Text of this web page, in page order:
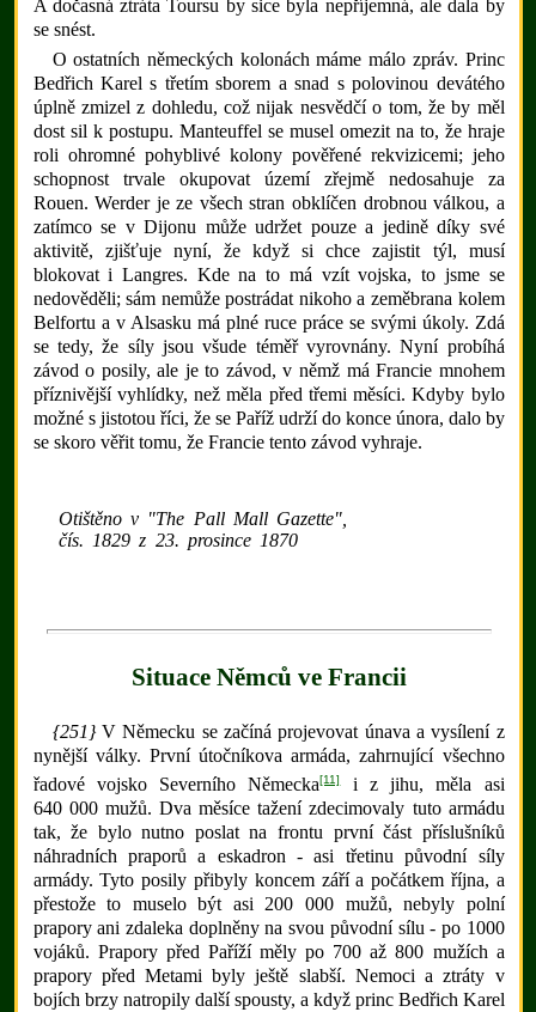
A dočasná ztráta Toursu by sice byla nepříjemná, ale dala by
se snést.
O ostatních německých kolonách máme málo zpráv. Princ
Bedřich Karel s třetím sborem a snad s polovinou devátého
úplně zmizel z dohledu, což nijak nesvědčí o tom, že by měl
dost sil k postupu. Manteuffel se musel omezit na to, že hraje
roli ohromné pohyblivé kolony pověřené rekvizicemi; jeho
schopnost trvale okupovat území zřejmě nedosahuje za
Rouen. Werder je ze všech stran obklíčen drobnou válkou, a
zatímco se v Dijonu může udržet pouze a jedině díky své
aktivitě, zjišťuje nyní, že když si chce zajistit týl, musí
blokovat i Langres. Kde na to má vzít vojska, to jsme se
nedověděli; sám nemůže postrádat nikoho a zeměbrana kolem
Belfortu a v Alsasku má plné ruce práce se svými úkoly. Zdá
se tedy, že síly jsou všude téměř vyrovnány. Nyní probíhá
závod o posily, ale je to závod, v němž má Francie mnohem
příznivější vyhlídky, než měla před třemi měsíci. Kdyby bylo
možné s jistotou říci, že se Paříž udrží do konce února, dalo by
se skoro věřit tomu, že Francie tento závod vyhraje.
Otištěno v "The Pall Mall Gazette",
čís. 1829 z 23. prosince 1870
Situace Němců ve Francii
{251}V Německu se začíná projevovat únava a vysílení z
nynější války. První útočníkova armáda, zahrnující všechno
řadové vojsko Severního Německa[11]i z jihu, měla asi
640 000 mužů. Dva měsíce tažení zdecimovaly tuto armádu
tak, že bylo nutno poslat na frontu první část příslušníků
náhradních praporů a eskadron - asi třetinu původní síly
armády. Tyto posily přibyly koncem září a počátkem října, a
přestože to muselo být asi 200 000 mužů, nebyly polní
prapory ani zdaleka doplněny na svou původní sílu - po 1000
vojáků. Prapory před Paříží měly po 700 až 800 mužích a
prapory před Metami byly ještě slabší. Nemoci a ztráty v
bojích brzy natropily další spousty, a když princ Bedřich Karel